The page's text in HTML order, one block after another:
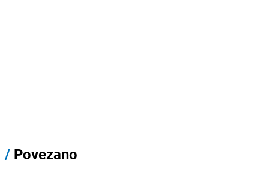
/ Povezano